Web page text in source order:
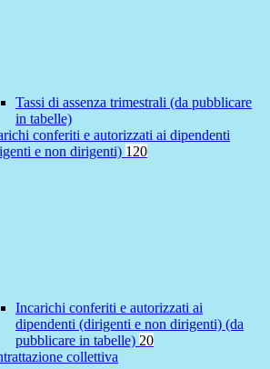
Tassi di assenza trimestrali (da pubblicare
in tabelle)
conferiti e autorizzati ai dipendenti
e non dirigenti) 120
Incarichi conferiti e autorizzati ai
dipendenti (dirigenti e non dirigenti) (da
pubblicare in tabelle) 20
collettiva